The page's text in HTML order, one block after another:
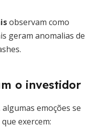
observam como
geram anomalias de
o investidor
emoções se
exercem: